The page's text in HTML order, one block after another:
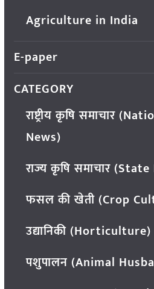
Agriculture in India
E-paper
CATEGORY
राष्ट्रीय कृषि समाचार
News)
राज्य कृषि समाचार
फसल की खेती (Crop
उद्यानिकी (Horticulture)
पशुपालन (Animal